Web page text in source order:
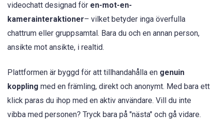
videochatt designad för en-mot-en-
kamerainteraktioner– vilket betyder inga överfulla
chattrum eller gruppsamtal. Bara du och en annan person,
ansikte mot ansikte, i realtid.
Plattformen är byggd för att tillhandahålla en genuin
koppling med en främling, direkt och anonymt. Med bara ett
klick paras du ihop med en aktiv användare. Vill du inte
vibba med personen? Tryck bara på "nästa" och gå vidare.